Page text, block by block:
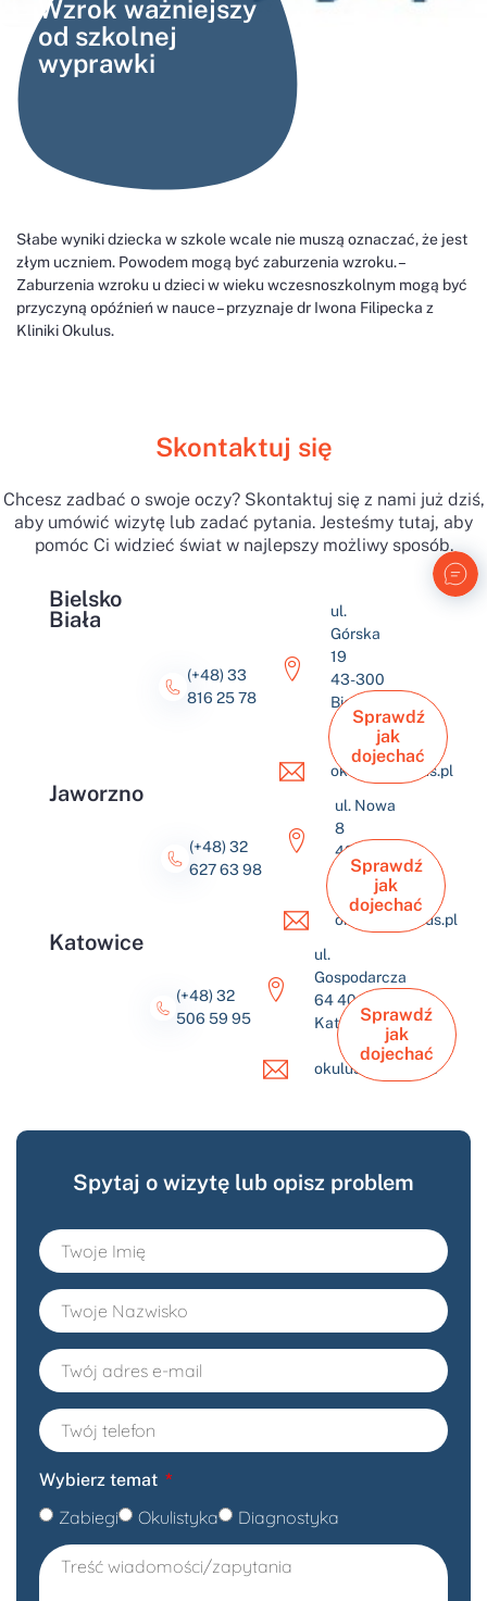
Wzrok ważniejszy
od szkolnej
wyprawki
Słabe wyniki dziecka w szkole wcale nie muszą oznaczać, że jest
złym uczniem. Powodem mogą być zaburzenia wzroku. –
Zaburzenia wzroku u dzieci w wieku wczesnoszkolnym mogą być
przyczyną opóźnień w nauce – przyznaje dr Iwona Filipecka z
Kliniki Okulus.
Skontaktuj się
Chcesz zadbać o swoje oczy? Skontaktuj się z nami już dziś,
aby umówić wizytę lub zadać pytania. Jesteśmy tutaj, aby
pomóc Ci widzieć świat w najlepszy możliwy sposób.
Bielsko
Biała
(+48) 33
816 25 78
ul.
Górska
19
43-300
Bielsko-
Biała
okulus@okulus.pl
Sprawdź
jak
dojechać
Jaworzno
(+48) 32
627 63 98
ul. Nowa
8
43-600
Jaworzno
okulus@okulus.pl
Sprawdź
jak
dojechać
Katowice
(+48) 32
506 59 95
ul.
Gospodarcza
64 40-432
Katowice
okulus@okulus.pl
Sprawdź
jak
dojechać
Spytaj o wizytę lub opisz problem
Wybierz temat
Zabiegi Okulistyka Diagnostyka